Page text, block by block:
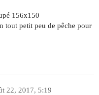
156x150
tout petit peu de pêche pour
22, 2017, 5:19